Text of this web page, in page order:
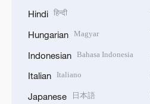
Hindi हिन्दी
Hungarian Magyar
Indonesian Bahasa Indonesia
Italian Italiano
Japanese 日本語